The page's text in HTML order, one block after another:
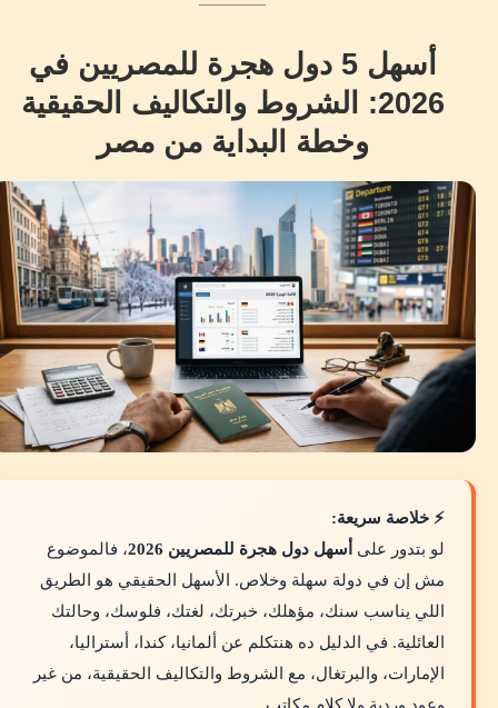
أسهل 5 دول هجرة للمصريين في
2026: الشروط والتكاليف الحقيقية
وخطة البداية من مصر
⚡ خلاصة سريعة:
لو بتدور على
أسهل دول هجرة للمصريين 2026
، فالموضوع
مش إن في دولة سهلة وخلاص. الأسهل الحقيقي هو الطريق
اللي يناسب سنك، مؤهلك، خبرتك، لغتك، فلوسك، وحالتك
العائلية. في الدليل ده هنتكلم عن ألمانيا، كندا، أستراليا،
الإمارات، والبرتغال، مع الشروط والتكاليف الحقيقية، من غير